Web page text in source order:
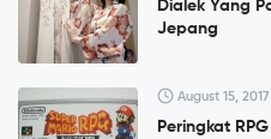
Dialek Yang
Jepang
August 15, 2017
Peringkat